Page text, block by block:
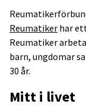
Reumatiker har
Reumatiker
barn, ungdomar
30 år.
Mitt i livet